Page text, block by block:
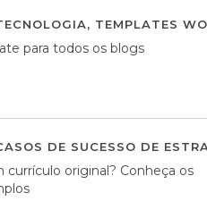
, TEMPLATES
para todos os blogs
DE SUCESSO DE
currículo original? Conheça os